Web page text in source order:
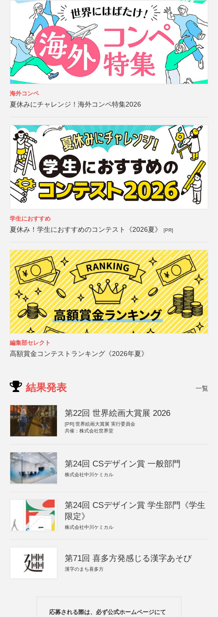
海外コンペ
夏休みにチャレンジ！海外コンペ特集2026
学生におすすめ
夏休み！学生におすすめのコンテスト《2026夏》 [PR]
編集部セレクト
高額賞金コンテストランキング《2026年夏》
結果発表 一覧
第22回 世界絵画大賞展 2026
[PR] 世界絵画大賞展 実行委員会
共催：株式会社世界堂
第24回 CSデザイン賞 一般部門
株式会社中川ケミカル
第24回 CSデザイン賞 学生部門《学生
限定》
株式会社中川ケミカル
第71回 喜多方発感じる漢字あそび
漢字のまち喜多方
応募される際は、必ず公式ホームページにて